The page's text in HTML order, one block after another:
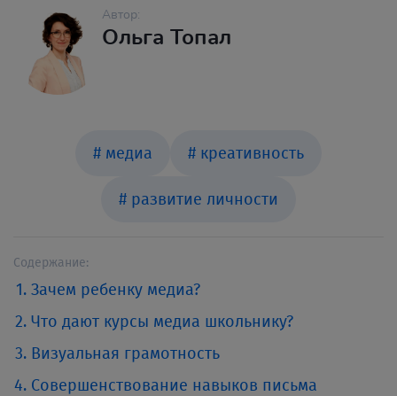
Автор:
Ольга Топал
# медиа # креативность
# развитие личности
Содержание:
Зачем ребенку медиа?
Что дают курсы медиа школьнику?
Визуальная грамотность
Совершенствование навыков письма